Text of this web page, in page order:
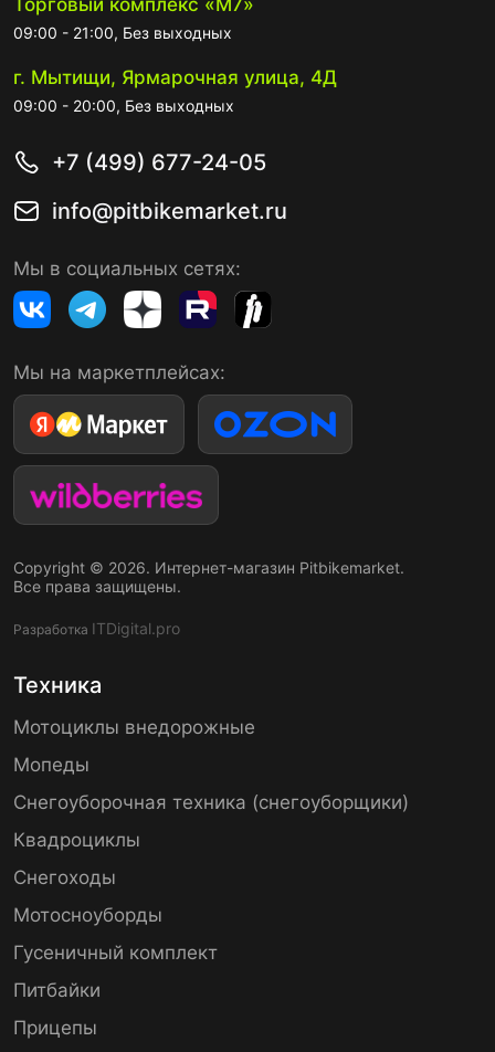
09:00 - 21:00, Без выходных
г. Мытищи, Ярмарочная улица, 4Д
09:00 - 20:00, Без выходных
+7 (499) 677-24-05
info@pitbikemarket.ru
Мы в социальных сетях:
Мы на маркетплейсах:
Copyright © 2026. Интернет-магазин Pitbikemarket.
Все права защищены.
Разработка ITDigital.pro
Техника
Мотоциклы внедорожные
Мопеды
Снегоуборочная техника (снегоуборщики)
Квадроциклы
Снегоходы
Мотосноуборды
Гусеничный комплект
Питбайки
Прицепы